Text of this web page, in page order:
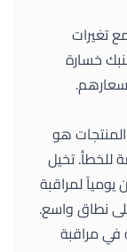
تغيرات
خسارة
هو
للخطأ. تخيل
لمراقبة
نطاق واسع.
مراقبة